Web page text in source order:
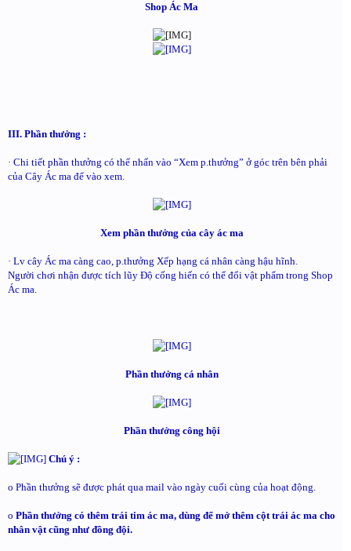
Shop Ác Ma
III. Phần thưởng :
· Chi tiết phần thưởng có thể nhấn vào “Xem p.thưởng” ở góc trên bên phải
của Cây Ác ma để vào xem.
Xem phần thưởng của cây ác ma
· Lv cây Ác ma càng cao, p.thưởng Xếp hạng cá nhân càng hậu hĩnh.
Người chơi nhận được tích lũy Độ cống hiến có thể đổi vật phẩm trong Shop
Ác ma.
Phần thưởng cá nhân
Phần thưởng công hội
Chú ý :
o Phần thưởng sẽ được phát qua mail vào ngày cuối cùng của hoạt động.
o Phần thưởng có thêm trái tim ác ma, dùng để mở thêm cột trái ác ma cho
nhân vật cũng như đồng đội.